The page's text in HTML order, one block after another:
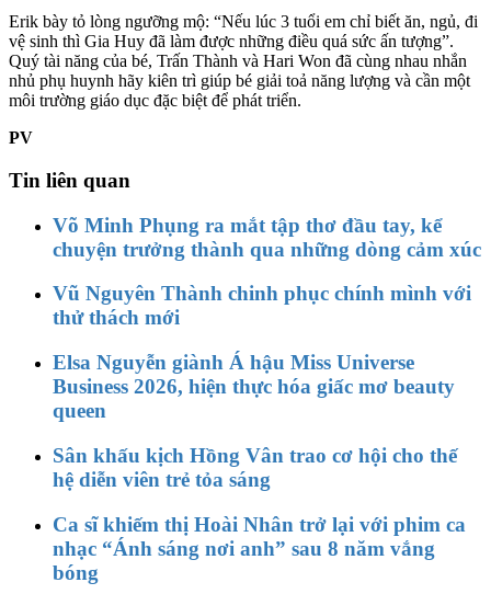
Erik bày tỏ lòng ngưỡng mộ: “Nếu lúc 3 tuổi em chỉ biết ăn, ngủ, đi
vệ sinh thì Gia Huy đã làm được những điều quá sức ấn tượng”.
Quý tài năng của bé, Trấn Thành và Hari Won đã cùng nhau nhắn
nhủ phụ huynh hãy kiên trì giúp bé giải toả năng lượng và cần một
môi trường giáo dục đặc biệt để phát triển.
PV
Tin liên quan
Võ Minh Phụng ra mắt tập thơ đầu tay, kể
chuyện trưởng thành qua những dòng cảm xúc
Vũ Nguyên Thành chinh phục chính mình với
thử thách mới
Elsa Nguyễn giành Á hậu Miss Universe
Business 2026, hiện thực hóa giấc mơ beauty
queen
Sân khấu kịch Hồng Vân trao cơ hội cho thế
hệ diễn viên trẻ tỏa sáng
Ca sĩ khiếm thị Hoài Nhân trở lại với phim ca
nhạc “Ánh sáng nơi anh” sau 8 năm vắng
bóng